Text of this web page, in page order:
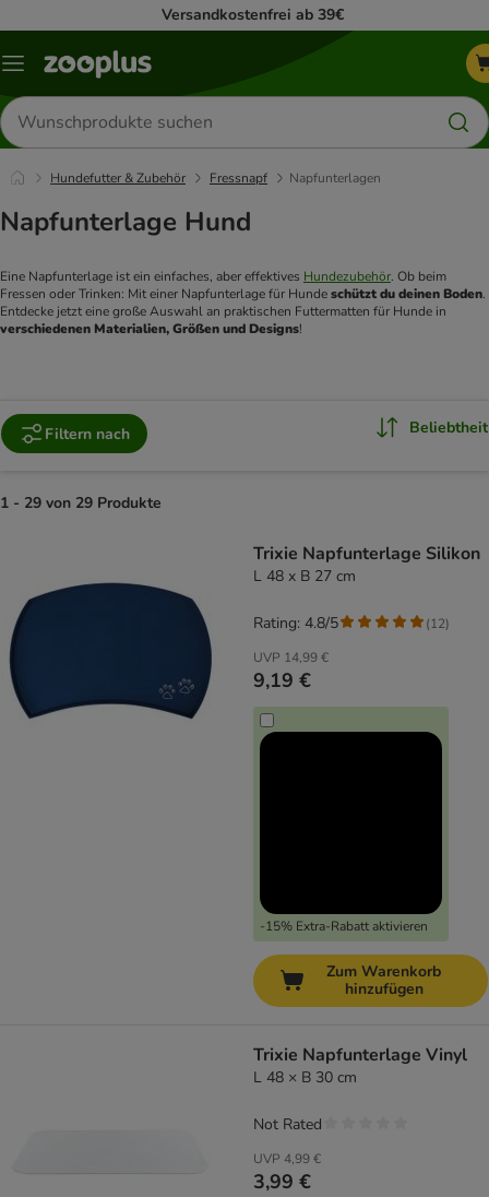
Versandkostenfrei ab 39€
Menü
Produkte
suchen
Hundefutter & Zubehör Fressnapf Napfunterlagen
Napfunterlage Hund
Eine Napfunterlage ist ein einfaches, aber effektives Hundezubehör. Ob beim
Fressen oder Trinken: Mit einer Napfunterlage für Hunde schützt du deinen Boden.
verschiedenen Materialien, Größen und Designs!
Filtern nach Beliebtheit
1 - 29 von 29 Produkte
Trixie Napfunterlage Silikon
L 48 x B 27 cm
UVP 14,99 €
9,19 €
-15% Extra-Rabatt aktivieren
Rating: 4.8/5 (12)
Zum Warenkorb
hinzufügen
Trixie Napfunterlage Vinyl
L 48 × B 30 cm
UVP 4,99 €
3,99 €
Not Rated